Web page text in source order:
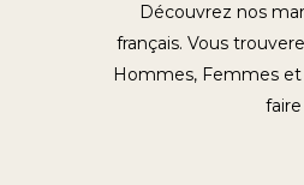
Découvrez nos
français. Vous
Hommes, Femmes
faire